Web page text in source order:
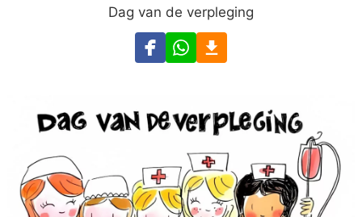
Dag van de verpleging